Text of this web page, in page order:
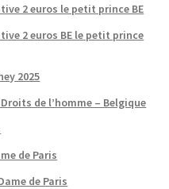
2 euros le petit prince BE
2 euros BE le petit prince
2025
de l’homme – Belgique
de Paris
de Paris